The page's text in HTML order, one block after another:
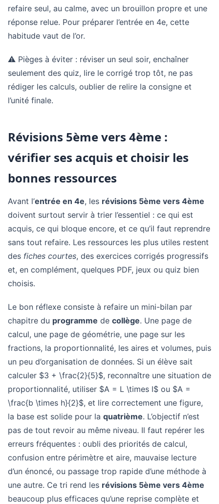
refaire seul, au calme, avec un brouillon propre et une
réponse relue. Pour préparer l’entrée en 4e, cette
habitude vaut de l’or.
⚠️ Pièges à éviter : réviser un seul soir, enchaîner
seulement des quiz, lire le corrigé trop tôt, ne pas
rédiger les calculs, oublier de relire la consigne et
l’unité finale.
Révisions 5ème vers 4ème :
vérifier ses acquis et choisir les
bonnes ressources
Avant l’entrée en 4e, les révisions 5ème vers 4ème
doivent surtout servir à trier l’essentiel : ce qui est
acquis, ce qui bloque encore, et ce qu’il faut reprendre
sans tout refaire. Les ressources les plus utiles restent
des fiches courtes, des exercices corrigés progressifs
et, en complément, quelques PDF, jeux ou quiz bien
choisis.
Le bon réflexe consiste à refaire un mini-bilan par
chapitre du programme de collège. Une page de
calcul, une page de géométrie, une page sur les
fractions, la proportionnalité, les aires et volumes, puis
un peu d’organisation de données. Si un élève sait
calculer $3 + \frac{2}{5}$, reconnaître une situation de
proportionnalité, utiliser $A = L \times l$ ou $A =
\frac{b \times h}{2}$, et lire correctement une figure,
la base est solide pour la quatrième. L’objectif n’est
pas de tout revoir au même niveau. Il faut repérer les
erreurs fréquentes : oubli des priorités de calcul,
confusion entre périmètre et aire, mauvaise lecture
d’un énoncé, ou passage trop rapide d’une méthode à
une autre. Ce tri rend les révisions 5ème vers 4ème
beaucoup plus efficaces qu’une reprise complète et